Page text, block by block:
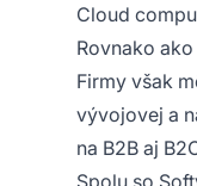
Cloud
Rovnako
Firmy však
vývojovej a
na B2B aj
Spolu so